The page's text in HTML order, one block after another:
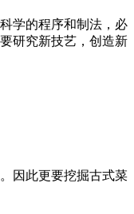
学的程序和制法，必
研究新技艺，创造新
因此更要挖掘古式菜